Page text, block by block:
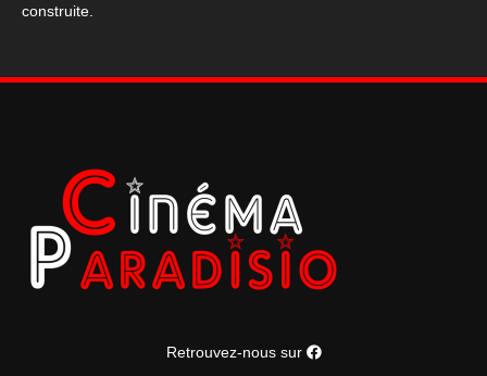
construite.
Retrouvez-nous sur